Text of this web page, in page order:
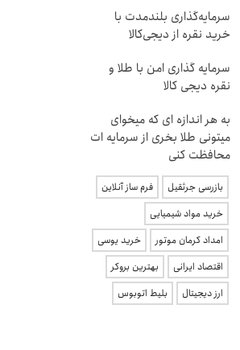
سرمایه‌گذاری بلندمدت با
خرید نقره از دیجی‌کالا
سرمایه گذاری امن با طلا و
نقره دیجی کالا
به هر اندازه ای که میخوای
میتونی طلا بخری از سرمایه ات
محافظت کنی
بازرسی جرثقیل
فرم ساز آنلاین
خرید مواد شیمیایی
امداد کرمان موتور
خرید یوسی
اقتصاد ایرانی
بهترین بروکر
ارز دیجیتال
بلیط اتوبوس